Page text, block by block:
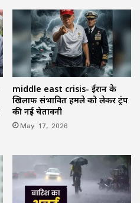
middle east crisis- ईरान के
खिलाफ संभावित हमले को लेकर ट्रंप
की नई चेतावनी
May 17, 2026